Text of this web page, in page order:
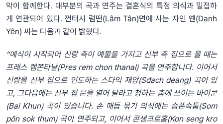
악이 함께한다. 대부분의 곡과 연주는 결혼식의 특정 의식과 밀접하
게 연관되어 있다. 껀터시 럼떤(Lâm Tân)면에 사는 자인 옌(Danh
Yên) 씨는 다음과 같이 밝혔다.
“예식이 시작되어 신랑 측이 예물을 가지고 신부 측 집으로 올 때는
프레스 램쫀타날(Pres rem chon thanal) 곡을 연주합니다. 이어서
신랑을 신부 집으로 인도하는 스다익 재앙(Sđach deang) 곡이 있
고, 그다음에는 신부 집 문을 열어 달라고 청하는 춤에 쓰이는 바이쿤
(Bai Khun) 곡이 있습니다. 손 매듭 묶기 의식에는 솜폰속툼(Som
pôn sok thum) 곡이 연주되고, 이어서 콘생크로홈(Kon seng kro